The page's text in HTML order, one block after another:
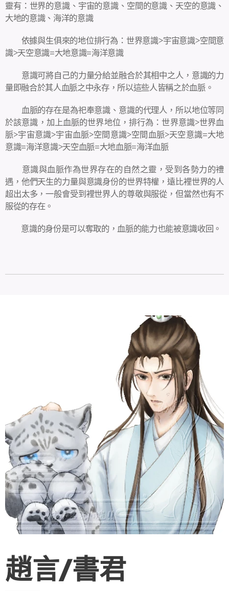
靈有：世界的意識、宇宙的意識、空間的意識、天空的意識、
大地的意識、海洋的意識
依據與生俱來的地位排行為：世界意識>宇宙意識>空間意
識>天空意識=大地意識=海洋意識
意識可將自己的力量分給並融合於其相中之人，意識的力
量即融合於其人血脈之中永存，所以這些人皆稱之於血脈。
血脈的存在是為祀奉意識、意識的代理人，所以地位等同
於該意識，加上血脈的世界地位，排行為：世界意識>世界血
脈>宇宙意識>宇宙血脈>空間意識>空間血脈>天空意識=大地
意識=海洋意識>天空血脈=大地血脈=海洋血脈
意識與血脈作為世界存在的自然之靈，受到各勢力的禮
遇，他們天生的力量與意識身份的世界特權，遠比裡世界的人
超出太多，一般會受到裡世界人的尊敬與服從，但當然也有不
服從的存在。
意識的身份是可以奪取的，血脈的能力也能被意識收回。
趙言/書君